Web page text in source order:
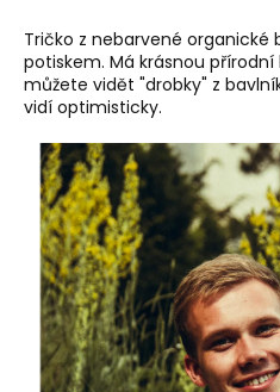
Tričko z nebarvené organické
potiskem. Má krásnou
můžete vidět "drobky" z
vidí optimisticky.